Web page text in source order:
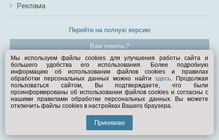
Реклама
Перейти на полную версию
Вам помочь?
© Exist.ru 1998—2026
Мы используем файлы cookies для улучшения работы сайта и
большего удобства его использования. Более подробную
информацию об использовании файлов cookies и правилах
обработки персональных данных можно найтиздесь. Продолжая
пользоваться сайтом, Вы подтверждаете, что были
проинформированы об использовании файлов cookies и согласны с
нашими правилами обработки персональных данных. Вы можете
отключить файлы cookies в настройках Вашего браузера.
Принимаю